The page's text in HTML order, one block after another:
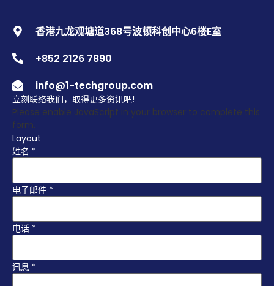
香港九龙观塘道368号波顿科创中心6楼E室
+852 2126 7890
info@1-techgroup.com
立刻联络我们，取得更多资讯吧!
Please enable JavaScript in your browser to complete this
form.
Layout
姓名 *
电子邮件 *
电话 *
讯息 *